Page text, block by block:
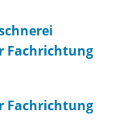
Fachrichtung
Fachrichtung